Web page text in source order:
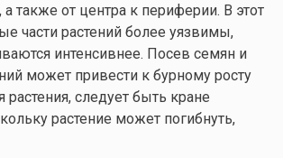
также от центра к периферии. В этот
части растений более уязвимы,
интенсивнее. Посев семян и
может привести к бурному росту
растения, следует быть кране
растение может погибнуть,